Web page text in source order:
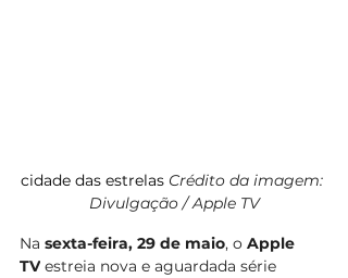
cidade das estrelas Crédito da imagem:
Divulgação / Apple TV
Na sexta-feira, 29 de maio, o Apple
TV estreia nova e aguardada série